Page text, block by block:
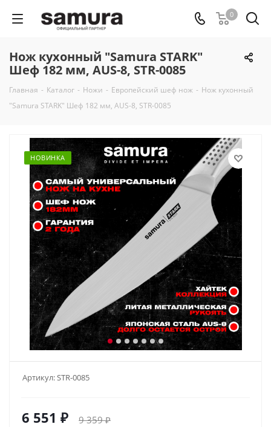
0
Нож кухонный "Samura STARK"
Шеф 182 мм, AUS-8, STR-0085
Главная - Каталог - Ножи - Европейский шеф нож - Нож кухонный
"Samura STARK" Шеф 182 мм, AUS-8, STR-0085
НОВИНКА
Артикул:STR-0085
6 551 ₽ 9 359₽